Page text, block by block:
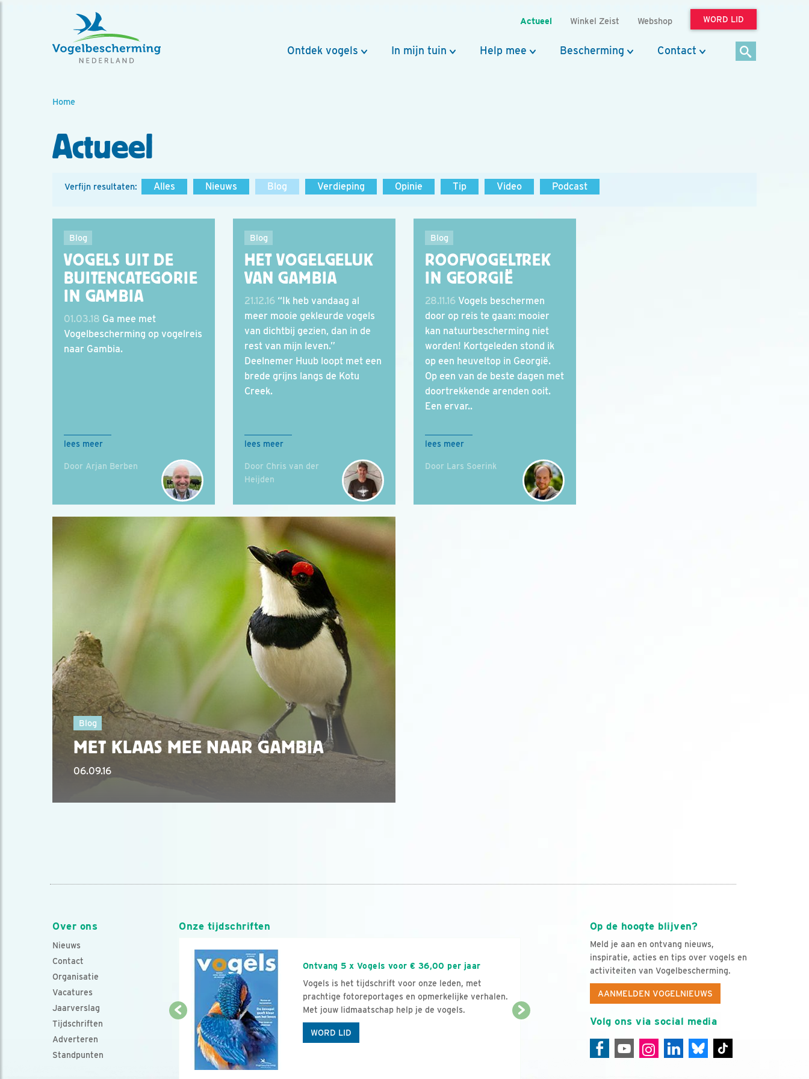
Actueel Winkel Zeist Webshop WORD LID
Ontdek vogels In mijn tuin Help mee Bescherming Contact
Home
Actueel
Verfijn resultaten: Alles Nieuws Blog Verdieping Opinie Tip Video Podcast
Blog
VOGELS UIT DE
BUITENCATEGORIE
IN GAMBIA
01.03.18 Ga mee met
Vogelbescherming op vogelreis
naar Gambia.
lees meer
Door Arjan Berben
Blog
HET VOGELGELUK
VAN GAMBIA
21.12.16 “Ik heb vandaag al
meer mooie gekleurde vogels
van dichtbij gezien, dan in de
rest van mijn leven.”
Deelnemer Huub loopt met een
brede grijns langs de Kotu
Creek.
lees meer
Door Chris van der
Heijden
Blog
ROOFVOGELTREK
IN GEORGIË
28.11.16 Vogels beschermen
door op reis te gaan: mooier
kan natuurbescherming niet
worden! Kortgeleden stond ik
op een heuveltop in Georgië.
Op een van de beste dagen met
doortrekkende arenden ooit.
Een ervar..
lees meer
Door Lars Soerink
Blog
MET KLAAS MEE NAAR GAMBIA
06.09.16
Over ons
Nieuws
Contact
Organisatie
Vacatures
Jaarverslag
Tijdschriften
Adverteren
Standpunten
Op de hoogte blijven?
Meld je aan en ontvang nieuws,
inspiratie, acties en tips over vogels en
activiteiten van Vogelbescherming.
AANMELDEN VOGELNIEUWS
Volg ons via social media
Onze tijdschriften
Ontvang 5 x Vogels voor € 36,00 per jaar
Vogels is het tijdschrift voor onze leden, met
prachtige fotoreportages en opmerkelijke verhalen.
Met jouw lidmaatschap help je de vogels.
WORD LID